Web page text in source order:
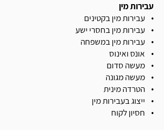
עבירות מין
• עבירות מין בקטינים
• עבירות מין בחסרי ישע
• עבירות מין במשפחה
• אונס ואינוס
• מעשה סדום
• מעשה מגונה
• הטרדה מינית
• ייצוג בעבירות מין
• חסיון לקוח